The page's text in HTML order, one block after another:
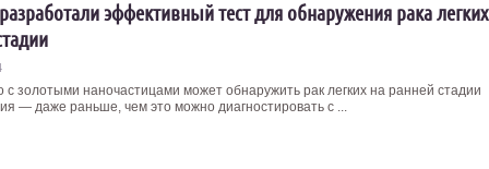
эффективный тест для обнаружения рака
с золотыми наночастицами может обнаружить рак легких на ранней стадии
— даже раньше, чем это можно диагностировать с ...